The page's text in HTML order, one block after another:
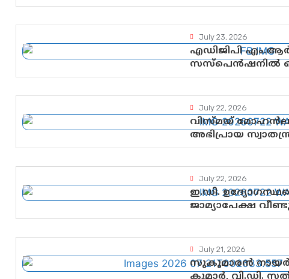
July 23, 2026
എഡിജിപി
സസ്പെൻഷനിൽ
July 22, 2026
വിസ്മയ്
അഭിപ്രായ
ഗുണ്ടായിസത്തിന്
July 22, 2026
ഇ.ഡി.
ജാമ്യാപേക്ഷ
അനുമതി
July 21, 2026
സുകുമാരൻ
കുമാർ, വി.ഡി.